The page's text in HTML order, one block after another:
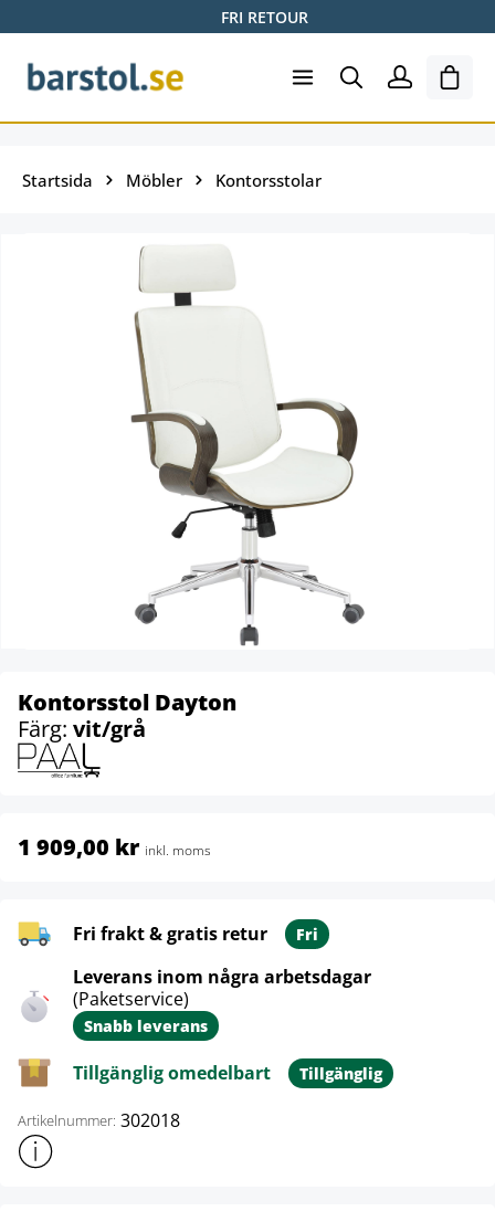
FRI RETOUR
Startsida Möbler Kontorsstolar
Kontorsstol Dayton
Färg: vit/grå
1 909,00 kr inkl. moms
Fri frakt & gratis retur Fri
Leverans inom några arbetsdagar
(Paketservice)
Snabb leverans
Tillgänglig omedelbart Tillgänglig
Artikelnummer: 302018
Visa mer produktinformation